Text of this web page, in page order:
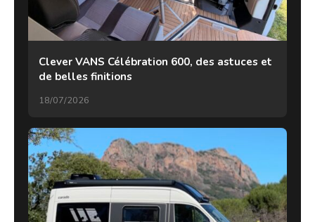
Clever VANS Célébration 600, des astuces et
de belles finitions
18/07/2026